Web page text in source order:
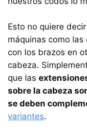
Esto no quiere
máquinas como
con los brazos en
cabeza.
que las
sobre la cabeza
se deben
variantes.